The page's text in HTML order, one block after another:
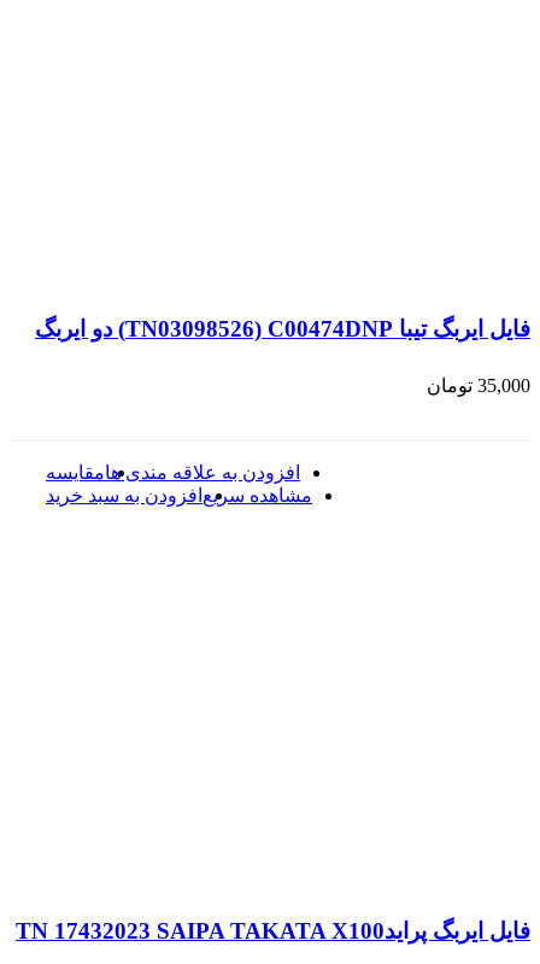
فایل ایربگ تیبا TN03098526) C00474DNP) دو ایربگ
35,000 تومان
مقایسهافزودن به علاقه مندی ها
افزودن به سبد خرید مشاهده سریع
فایل ایربگ پرایدTN 17432023 SAIPA TAKATA X100